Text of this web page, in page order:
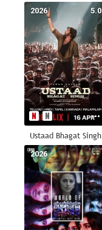
5.0
2026
Ustaad Bhagat Singh
--
2026